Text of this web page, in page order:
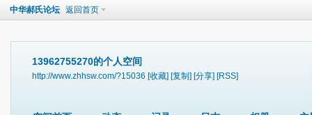
中华郝氏论坛 返回首页
13962755270的个人空间
http://www.zhhsw.com/?15036 [收藏] [复制] [分享] [RSS]